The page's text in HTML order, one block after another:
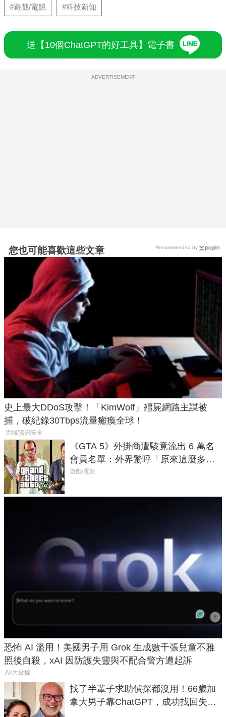
#遊戲/電競 #科技新知
送【10個ChatGPT的好工具】電子書
ADVERTISEMENT
您也可能喜歡這些文章
史上最大DDoS攻擊！「KimWolf」殭屍網路主謀被
捕，破紀錄30Tbps流量癱瘓全球！
雲端/資訊安全
《GTA 5》外掛商遭駭竟流出 6 萬名
會員名單：外界驚呼「原來這麼多人
在開掛！」
遊戲/電競
恐怖 AI 濫用！美國男子用 Grok 生成數千張兒童不雅
照後自殺，xAI 因防護失靈與不配合警方遭起訴
AI/大數據
找了半輩子求助偵探都沒用！66歲加
拿大男子靠ChatGPT，成功找回失散
Recommended by